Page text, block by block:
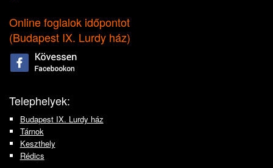
Online foglalok időpontot
(Budapest IX. Lurdy ház)
Telephelyek:
Budapest IX. Lurdy ház
Tárnok
Keszthely
Rédics